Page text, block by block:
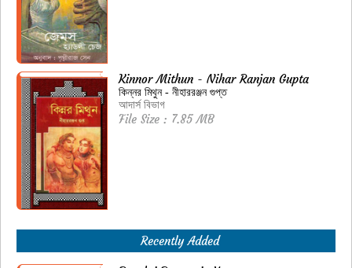
Kinnor Mithun - Nihar Ranjan Gupta
কিন্নর মিথুন - নীহাররঞ্জন গুপ্ত
আদার্স বিভাগ
File Size : 7.85 MB
Recently Added